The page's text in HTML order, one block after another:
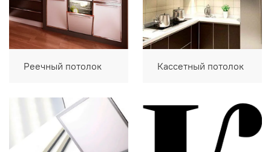
Реечный потолок Кассетный потолок